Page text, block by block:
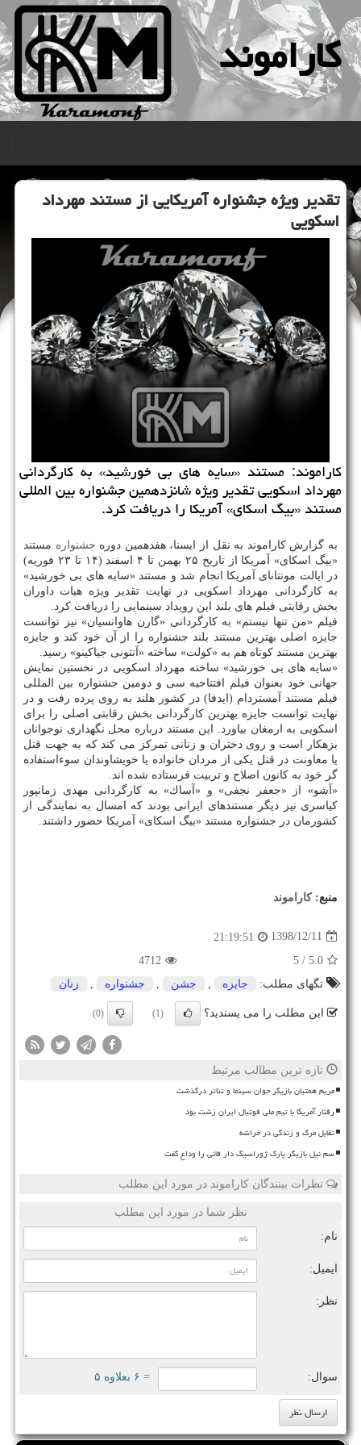
كاراموند
تقدیر ویژه جشنواره آمریكایی از مستند مهرداد
اسكویی
كاراموند: مستند «سایه های بی خورشید» به كارگردانی
مهرداد اسكویی تقدیر ویژه شانزدهمین جشنواره بین المللی
مستند «بیگ اسكای» آمریكا را دریافت كرد.
به گزارش كاراموند به نقل از ایسنا، هفدهمین دوره جشنواره مستند
«بیگ اسكای» آمریكا از تاریخ ۲۵ بهمن تا ۴ اسفند (۱۴ تا ۲۳ فوریه)
در ایالت مونتانای آمریكا انجام شد و مستند «سایه های بی خورشید»
به كارگردانی مهرداد اسكویی در نهایت تقدیر ویژه هیات داوران
بخش رقابتی فیلم های بلند این رویداد سینمایی را دریافت كرد.
فیلم «من تنها نیستم» به كارگردانی «گارن هاوانسیان» نیز توانست
جایزه اصلی بهترین مستند بلند جشنواره را از آن خود كند و جایزه
بهترین مستند كوتاه هم به «كولت» ساخته «آنتونی جیاكینو» رسید.
«سایه های بی خورشید» ساخته مهرداد اسكویی در نخستین نمایش
جهانی خود بعنوان فیلم افتتاحیه سی و دومین جشنواره بین المللی
فیلم مستند آمستردام (ایدفا) در كشور هلند به روی پرده رفت و در
نهایت توانست جایزه بهترین كارگردانی بخش رقابتی اصلی را برای
اسكویی به ارمغان بیاورد. این مستند درباره محل نگهداری نوجوانان
بزهكار است و روی دختران و زنانی تمركز می كند كه به جهت قتل
یا معاونت در قتل یكی از مردان خانواده یا خویشاوندان سوءاستفاده
گر خود به كانون اصلاح و تربیت فرستاده شده اند.
«آشو» از «جعفر نجفی» و «آساك» به كارگردانی مهدی زمانپور
كیاسری نیز دیگر مستندهای ایرانی بودند كه امسال به نمایندگی از
كشورمان در جشنواره مستند «بیگ اسكای» آمریكا حضور داشتند.
منبع:كاراموند
1398/12/11
21:19:51
5.0
/ 5
4712
تگهای مطلب:
جایزه جشن جشنواره زنان
این مطلب را می پسندید؟ (1)
(0)
تازه ترین مطالب مرتبط
مریم همتیان بازیگر جوان سینما و تئاتر درگذشت
رفتار آمریکا با تیم ملی فوتبال ایران زشت بود
تقابل مرگ و زندگی در خراشه
سم نیل بازیگر پارک ژوراسیک دار فانی را وداع گفت
نظرات بینندگان کاراموند در مورد این مطلب
نظر شما در مورد این مطلب
نام:
ایمیل:
نظر:
سوال: = ۶ بعلاوه ۵